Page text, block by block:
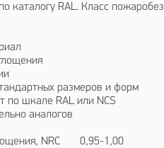
каталогу RAL. Класс
размеров и форм
по шкале RAL или NCS
аналогов
NRC 0,95-1,00